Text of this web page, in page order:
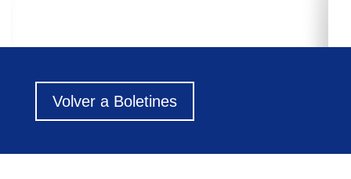
Volver a Boletines